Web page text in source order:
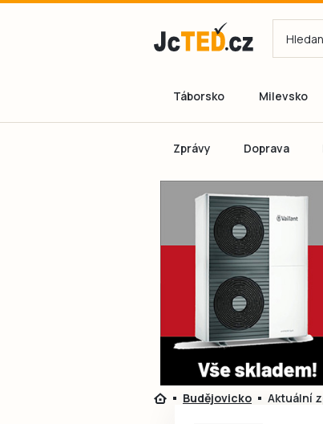
Táborsko Milevsko
Zprávy Doprava
Budějovicko Aktuální